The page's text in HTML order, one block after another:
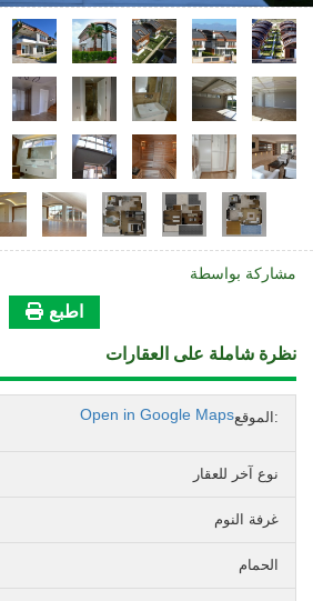
مشاركة بواسطة
اطبع
نظرة شاملة على العقارات
الموقع: Open in Google Maps
نوع آخر للعقار
غرفة النوم
الحمام